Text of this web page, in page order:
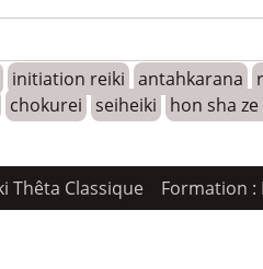
initiation reiki antahkarana
chokurei seiheiki hon sha
Thêta Classique Formation :